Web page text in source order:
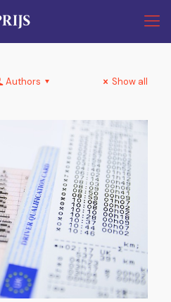
Authors Show all